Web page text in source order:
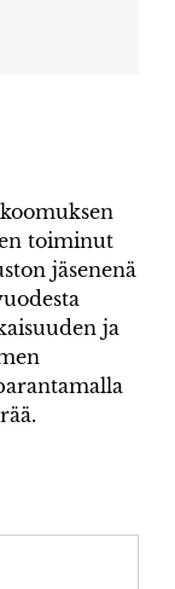
toiminut
jäsenenä
ja